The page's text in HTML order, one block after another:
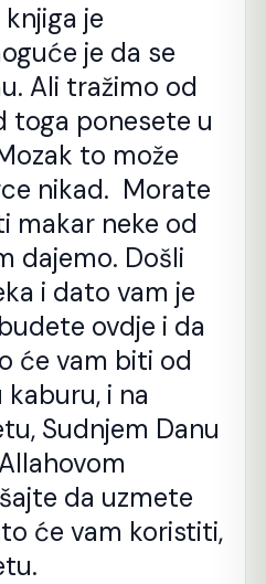
je
je da se
Ali tražimo od
toga ponesete u
to može
nikad. Morate
makar neke od
dajemo. Došli
i dato vam je
ovdje i da
će vam biti od
kaburu, i na
Sudnjem Danu
da uzmete
će vam koristiti,